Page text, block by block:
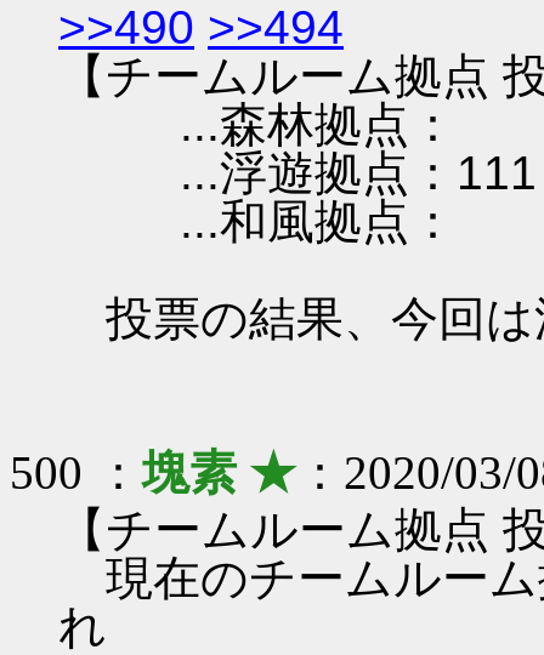
>>490 >>494
【チームルーム拠点
...森林拠点：
...浮遊拠点：111
...和風拠点：
投票の結果、今回
500 ：塊素 ★：2020/03/
【チームルーム拠点
現在のチームルー
れ